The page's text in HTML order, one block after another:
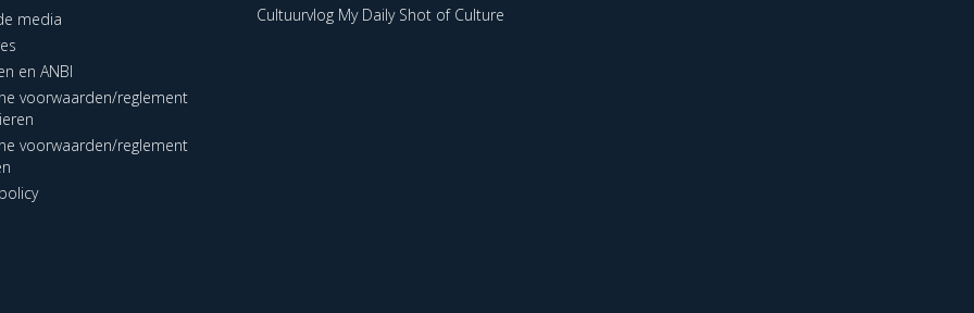
media
en ANBI
voorwaarden/reglement
voorwaarden/reglement
Cultuurvlog My Daily Shot of Culture